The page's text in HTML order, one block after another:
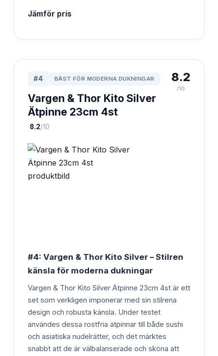
Jämför pris
#4 BÄST FÖR MODERNA DUKNINGAR
Vargen & Thor Kito Silver
Ätpinne 23cm 4st
·8.2/10
8.2
/10
#4: Vargen & Thor Kito Silver – Stilren
känsla för moderna dukningar
Vargen & Thor Kito Silver Ätpinne 23cm 4st är ett
set som verkligen imponerar med sin stilrena
design och robusta känsla. Under testet
användes dessa rostfria ätpinnar till både sushi
och asiatiska nudelrätter, och det märktes
snabbt att de är välbalanserade och sköna att